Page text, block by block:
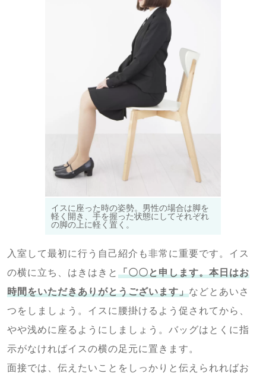
イスに座った時の姿勢。男性の場合は脚を
軽く開き、手を握った状態にしてそれぞれ
の脚の上に軽く置く。
入室して最初に行う自己紹介も非常に重要です。イス
の横に立ち、はきはきと 「〇〇と申します。本日はお
時間をいただきありがとうございます」などとあいさ
つをしましょう。イスに腰掛けるよう促されてから、
やや浅めに座るようにしましょう。バッグはとくに指
示がなければイスの横の足元に置きます。
面接では、伝えたいことをしっかりと伝えられればお